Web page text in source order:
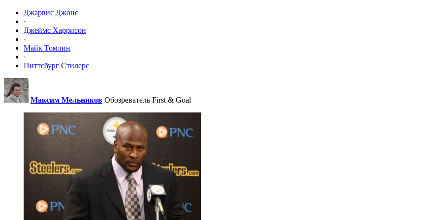
Джарвис Джонс
·
Джеймс Харрисон
·
Майк Томлин
·
Питтсбург Стилерс
Максим Мельников Обозреватель First & Goal